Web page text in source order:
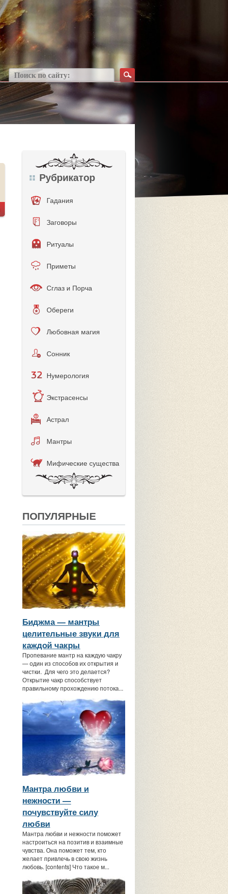
Рубрикатор
Гадания
Заговоры
Ритуалы
Приметы
Сглаз и Порча
Обереги
Любовная магия
Сонник
Нумерология
Экстрасенсы
Астрал
Мантры
Мифические существа
ПОПУЛЯРНЫЕ
Биджма — мантры
целительные звуки для
каждой чакры
Пропевание мантр на каждую чакру
— один из способов их открытия и
чистки. Для чего это делается?
Открытие чакр способствует
правильному прохождению потока...
Мантра любви и
нежности —
почувствуйте силу
любви
Мантра любви и нежности поможет
настроиться на позитив и взаимные
чувства. Она поможет тем, кто
желает привлечь в свою жизнь
любовь. [contents] Что такое м...